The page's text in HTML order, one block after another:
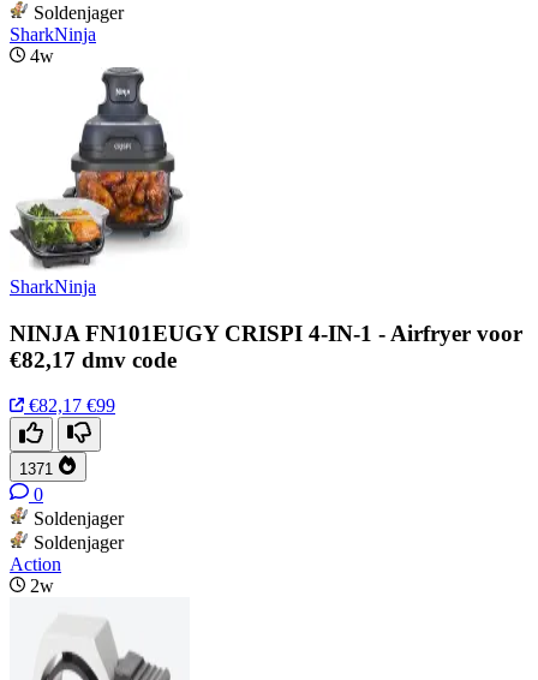
Soldenjager
SharkNinja
4w
SharkNinja
NINJA FN101EUGY CRISPI 4-IN-1 - Airfryer voor
€82,17 dmv code
€82,17 €99
1371
0
Soldenjager
Soldenjager
Action
2w